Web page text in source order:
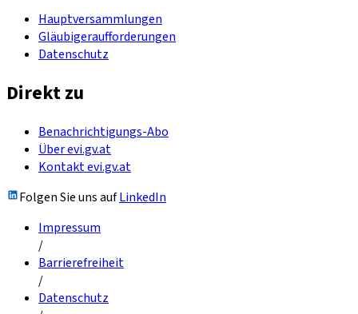
Hauptversammlungen
Gläubigeraufforderungen
Datenschutz
Direkt zu
Benachrichtigungs-Abo
Über evi.gv.at
Kontakt evi.gv.at
Folgen Sie uns aufLinkedIn
Impressum
/
Barrierefreiheit
/
Datenschutz